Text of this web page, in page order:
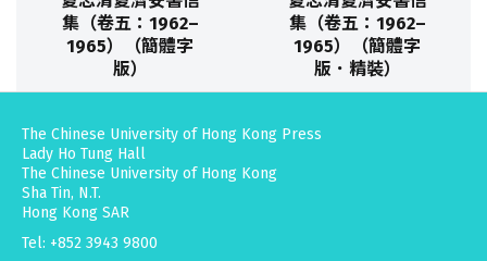
集（卷五：1962–
1965）（簡體字
版）
集（卷五：1962–
1965）（簡體字
版．精裝）
The Chinese University of Hong Kong Press
Lady Ho Tung Hall
The Chinese University of Hong Kong
Sha Tin, N.T.
Hong Kong SAR
Tel: +852 3943 9800